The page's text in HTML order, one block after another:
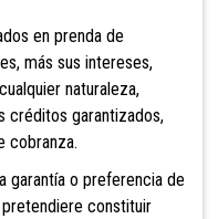
en prenda de
más sus intereses,
naturaleza,
créditos garantizados,
cobranza.
o preferencia de
constituir